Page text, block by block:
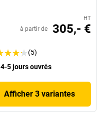
HT
à partir de 305,- €
(5)
4-5 jours ouvrés
Afficher 3 variantes